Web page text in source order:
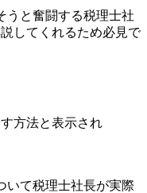
うと奮闘する税理士社
してくれるため必見で
いて税理士社長が実際